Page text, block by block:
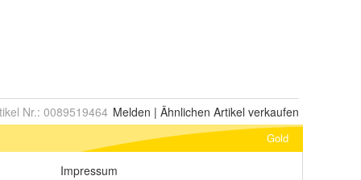
Nr.: 0089519464 Melden | Ähnlichen Artikel verkaufen
Gold
Impressum